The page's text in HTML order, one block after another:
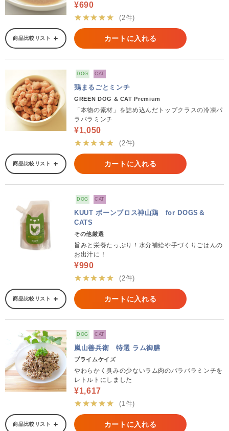
¥690
★★★★★
(2件)
商品比較リスト カートに入れる
DOG CAT
鶏まるごとミンチ
GREEN DOG & CAT Premium
「本物の素材」を詰め込んだトップクラスの冷凍パ
ラパラミンチ
¥1,050
★★★★★
(2件)
商品比較リスト カートに入れる
DOG CAT
KUUT ボーンブロス神山鶏 for DOGS＆
CATS
その他厳選
旨みと栄養たっぷり！水分補給や手づくりごはんの
お出汁に！
¥990
★★★★★
(2件)
商品比較リスト カートに入れる
DOG CAT
嵐山善兵衛 特選 ラム御膳
プライムケイズ
やわらかく臭みの少ないラム肉のパラパラミンチを
レトルトにしました
¥1,617
★★★★★
(1件)
商品比較リスト カートに入れる